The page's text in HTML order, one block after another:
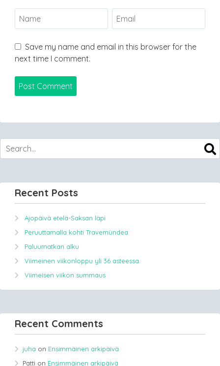
Save my name and email in this browser for the
next time I comment.
Recent Posts
Ajopäivä etelä-Saksan läpi
Peruuttamalla kohti Travemündea
Paluumatkan alku
Viimeinen viikonloppu yli 36 asteessa.
Viimeisen viikon summaus
Recent Comments
juha on Ensimmäinen arkipäivä
Patti on Ensimmäinen arkipäivä